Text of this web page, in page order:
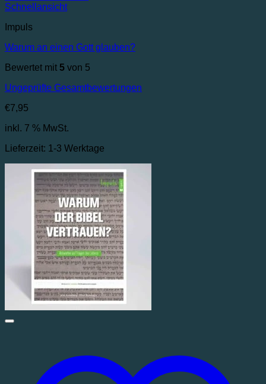
Schnellansicht
Impuls
Warum an einen Gott glauben?
Bewertet mit 5 von 5
Ungeprüfte Gesamtbewertungen
€7,95
inkl. 7 % MwSt.
Lieferzeit: 1-3 Werktage